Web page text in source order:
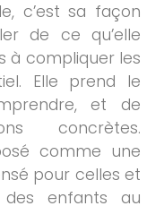
c’est sa façon
de ce qu’elle
à compliquer les
Elle prend le
et de
concrètes.
comme une
pour celles et
des enfants au